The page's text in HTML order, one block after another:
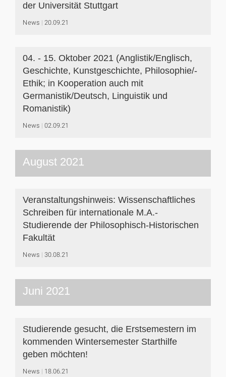
der Universität Stuttgart
News 20.09.21
04. - 15. Oktober 2021 (Anglistik/Englisch,
Geschichte, Kunstgeschichte, Philosophie/-
Ethik; in Kooperation auch mit
Germanistik/Deutsch, Linguistik und
Romanistik)
News 02.09.21
August 2021
Veranstaltungshinweis: Wissenschaftliches
Schreiben für internationale M.A.-
Studierende der Philosophisch-Historischen
Fakultät
News 30.08.21
Juni 2021
Studierende gesucht, die Erstsemestern im
kommenden Wintersemester Starthilfe
geben möchten!
News 18.06.21